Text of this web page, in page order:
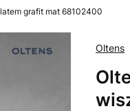
grafit mat 68102400
Oltens